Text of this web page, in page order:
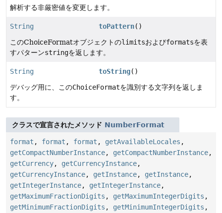
解析する非厳密値を変更します。
String toPattern()
このChoiceFormatオブジェクトのlimitsおよびformatsを表
すパターンstringを返します。
String toString()
デバッグ用に、このChoiceFormatを識別する文字列を返しま
す。
クラスで宣言されたメソッド NumberFormat
format , format , format , getAvailableLocales ,
getCompactNumberInstance, getCompactNumberInstance,
getCurrency, getCurrencyInstance,
getCurrencyInstance, getInstance, getInstance,
getIntegerInstance, getIntegerInstance,
getMaximumFractionDigits , getMaximumIntegerDigits ,
getMinimumFractionDigits , getMinimumIntegerDigits ,